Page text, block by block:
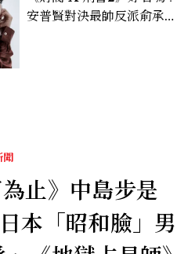
安普賢對決最帥反派俞承
聞
止》中島步是
本「昭和臉」男